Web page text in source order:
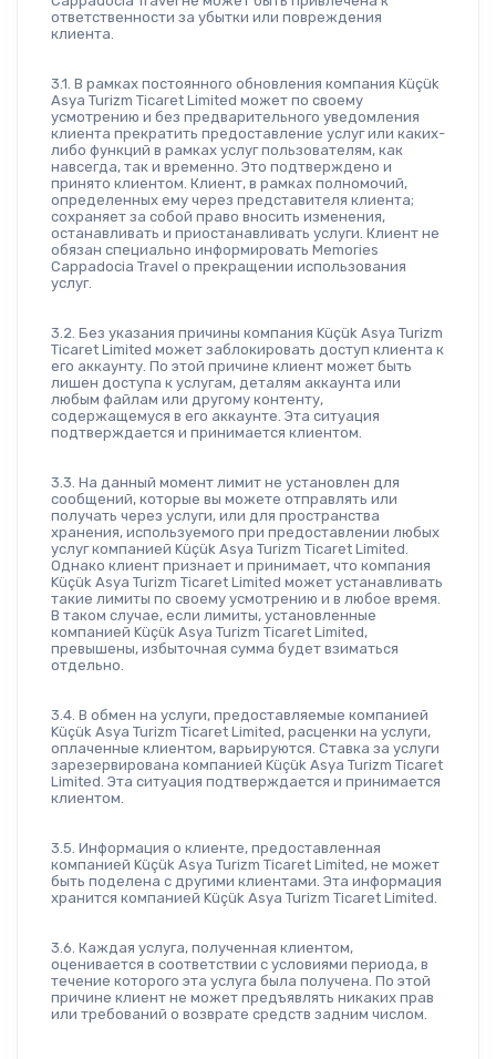
ответственности за убытки или повреждения
клиента.
3.1. В рамках постоянного обновления компания Küçük
Asya Turizm Ticaret Limited может по своему
усмотрению и без предварительного уведомления
клиента прекратить предоставление услуг или каких-
либо функций в рамках услуг пользователям, как
навсегда, так и временно. Это подтверждено и
принято клиентом. Клиент, в рамках полномочий,
определенных ему через представителя клиента;
сохраняет за собой право вносить изменения,
останавливать и приостанавливать услуги. Клиент не
обязан специально информировать Memories
Cappadocia Travel о прекращении использования
услуг.
3.2. Без указания причины компания Küçük Asya Turizm
Ticaret Limited может заблокировать доступ клиента к
его аккаунту. По этой причине клиент может быть
лишен доступа к услугам, деталям аккаунта или
любым файлам или другому контенту,
содержащемуся в его аккаунте. Эта ситуация
подтверждается и принимается клиентом.
3.3. На данный момент лимит не установлен для
сообщений, которые вы можете отправлять или
получать через услуги, или для пространства
хранения, используемого при предоставлении любых
услуг компанией Küçük Asya Turizm Ticaret Limited.
Однако клиент признает и принимает, что компания
Küçük Asya Turizm Ticaret Limited может устанавливать
такие лимиты по своему усмотрению и в любое время.
В таком случае, если лимиты, установленные
компанией Küçük Asya Turizm Ticaret Limited,
превышены, избыточная сумма будет взиматься
отдельно.
3.4. В обмен на услуги, предоставляемые компанией
Küçük Asya Turizm Ticaret Limited, расценки на услуги,
оплаченные клиентом, варьируются. Ставка за услуги
зарезервирована компанией Küçük Asya Turizm Ticaret
Limited. Эта ситуация подтверждается и принимается
клиентом.
3.5. Информация о клиенте, предоставленная
компанией Küçük Asya Turizm Ticaret Limited, не может
быть поделена с другими клиентами. Эта информация
хранится компанией Küçük Asya Turizm Ticaret Limited.
3.6. Каждая услуга, полученная клиентом,
оценивается в соответствии с условиями периода, в
течение которого эта услуга была получена. По этой
причине клиент не может предъявлять никаких прав
или требований о возврате средств задним числом.